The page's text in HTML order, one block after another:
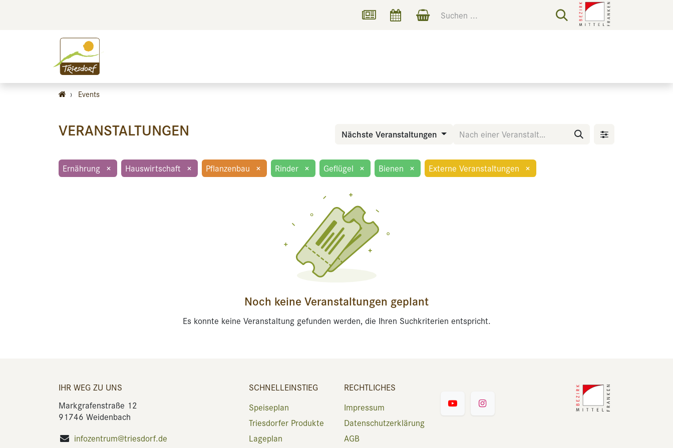
› Events
VERANSTALTUNGEN Nächste Veranstaltungen
Ernährung × Hauswirtschaft × Pflanzenbau × Rinder × Geflügel × Bienen × Externe Veranstaltungen ×
Noch keine Veranstaltungen geplant
Es konnte keine Veranstaltung gefunden werden, die Ihren Suchkriterien entspricht.
IHR WEG ZU UNS
Markgrafenstraße 12
91746 Weidenbach
infozentrum@triesdorf.de
SCHNELLEINSTIEG
Speiseplan
Triesdorfer Produkte
Lageplan
RECHTLICHES
Impressum
Datenschutzerklärung
AGB